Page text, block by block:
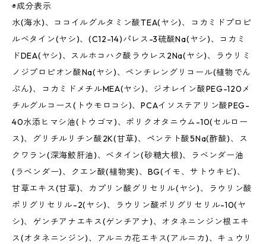
◉成分表示
水(海水)、ココイルグルタミン酸TEA(ヤシ)、コカミドプロピ
ルベタイン(ヤシ)、(C12-14)パレス-3硫酸Na(ヤシ)、コカミ
ドDEA(ヤシ)、スルホコハク酸ラウレス2Na(ヤシ)、ラウリミ
ノジプロピオン酸Na(ヤシ)、ペンチレングリコール(植物でん
ぷん)、コカミドメチルMEA(ヤシ)、ジオレイン酸PEG-120メ
チルグルコース(トウモロコシ)、PCAイソステアリン酸PEG-
40水添ヒマシ油(トウゴマ)、ポリクオタニウム-10(セルロー
ス)、グリチルリチン酸2K(甘草)、ペンテト酸5Na(酢酸)、ス
クワラン(深海鮫肝油)、ベタイン(砂糖大根)、ラベンダー油
(ラベンダー)、クエン酸(植物実)、BG(イモ、サトウキビ)、
甘草エキス(甘草)、カプリン酸グリセリル(ヤシ)、ラウリン酸
ポリグリセリル-2(ヤシ)、ラウリン酸ポリグリセリル-10(ヤ
シ)、ゲンチアナエキス(ゲンチアナ)、オタネニンジン根エキ
ス(オタネニンジン)、アルニカ花エキス(アルニカ)、キュウリ